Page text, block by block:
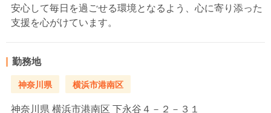
安心して毎日を過ごせる環境となるよう、心に寄り添った
支援を心がけています。
勤務地
神奈川県 横浜市港南区
神奈川県 横浜市港南区 下永谷４－２－３１